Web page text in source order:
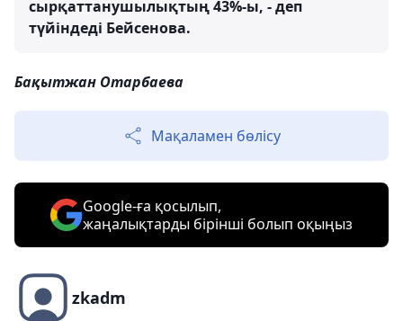
сырқаттанушылықтың 43%-ы, - деп
түйіндеді Бейсенова.
Бақытжан Отарбаева
Мақаламен бөлісу
Google-ға қосылып,
жаңалықтарды бірінші болып оқыңыз
zkadm